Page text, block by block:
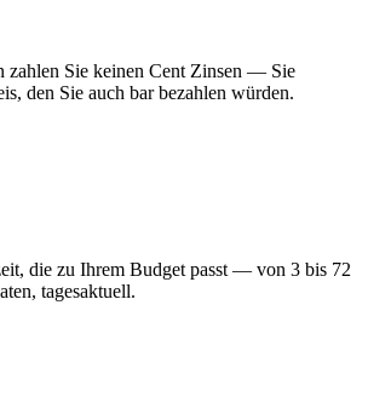
zahlen Sie keinen Cent Zinsen — Sie
den Sie auch bar bezahlen würden.
die zu Ihrem Budget passt — von 3 bis 72
tagesaktuell.